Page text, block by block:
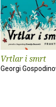
Vrtlar i smrt
Georgi